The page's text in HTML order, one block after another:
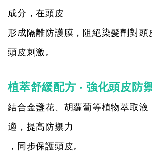
成分，在頭皮
形成隔離防護膜，阻絕染髮劑對頭
頭皮刺激。
植萃舒緩配方 ‧ 強化頭皮防
結合金盞花、胡蘿蔔等植物萃取液
適，提高防禦力
，同步保護頭皮。